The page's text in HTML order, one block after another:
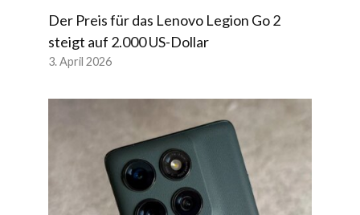
Der Preis für das Lenovo Legion Go 2
steigt auf 2.000 US-Dollar
3. April 2026